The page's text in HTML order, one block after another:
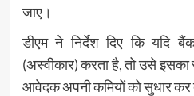
जाए।
डीएम ने निर्देश दिए कि यदि
(अस्वीकार) करता है, तो उसे इसका
आवेदक अपनी कमियों को सुधार कर